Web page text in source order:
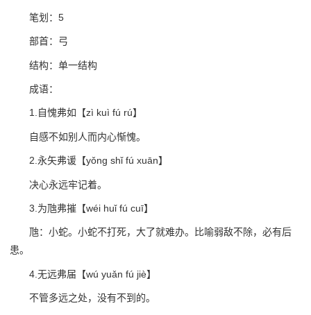
笔划：5
部首：弓
结构：单一结构
成语：
1.自愧弗如【zì kuì fú rú】
自感不如别人而内心惭愧。
2.永矢弗谖【yǒng shǐ fú xuān】
决心永远牢记着。
3.为虺弗摧【wéi huǐ fú cuī】
虺：小蛇。小蛇不打死，大了就难办。比喻弱敌不除，必有后
患。
4.无远弗届【wú yuǎn fú jiè】
不管多远之处，没有不到的。